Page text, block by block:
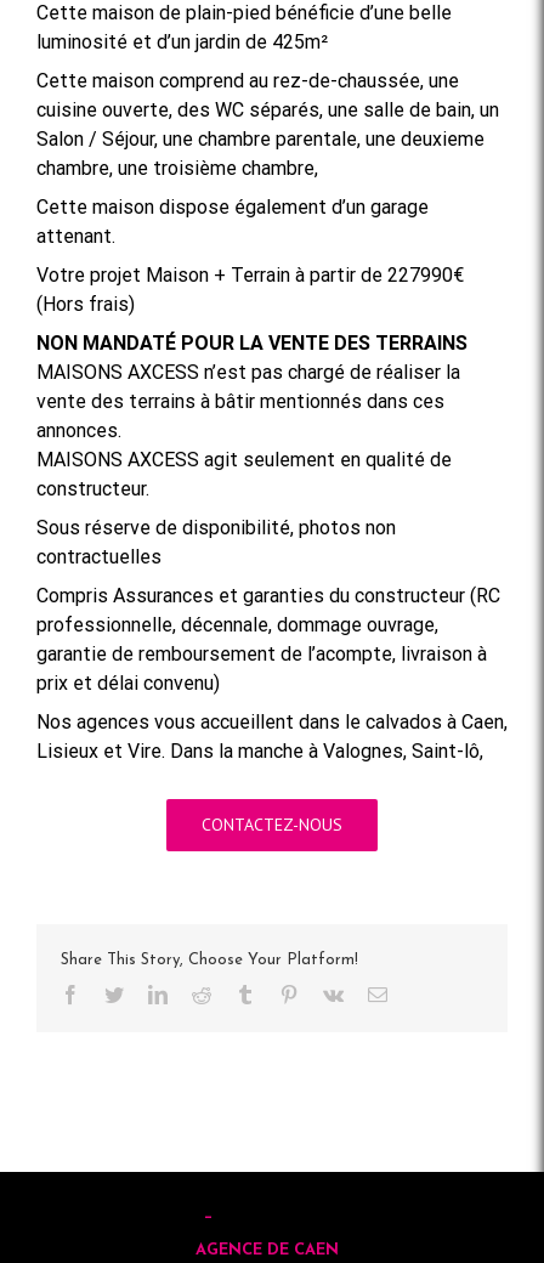
Cette maison de plain-pied bénéficie d’une belle
luminosité et d’un jardin de 425m²
Cette maison comprend au rez-de-chaussée, une
cuisine ouverte, des WC séparés, une salle de bain, un
Salon / Séjour, une chambre parentale, une deuxieme
chambre, une troisième chambre,
Cette maison dispose également d’un garage
attenant.
Votre projet Maison + Terrain à partir de 227990€
(Hors frais)
NON MANDATÉ POUR LA VENTE DES TERRAINS
MAISONS AXCESS n’est pas chargé de réaliser la
vente des terrains à bâtir mentionnés dans ces
annonces.
MAISONS AXCESS agit seulement en qualité de
constructeur.
Sous réserve de disponibilité, photos non
contractuelles
Compris Assurances et garanties du constructeur (RC
professionnelle, décennale, dommage ouvrage,
garantie de remboursement de l’acompte, livraison à
prix et délai convenu)
Nos agences vous accueillent dans le calvados à Caen,
Lisieux et Vire. Dans la manche à Valognes, Saint-lô,
CONTACTEZ-NOUS
Share This Story, Choose Your Platform!
Facebook
TwitterLinkedInReddit Tumblr Pinterest
Vk Email
AGENCE DE CAEN